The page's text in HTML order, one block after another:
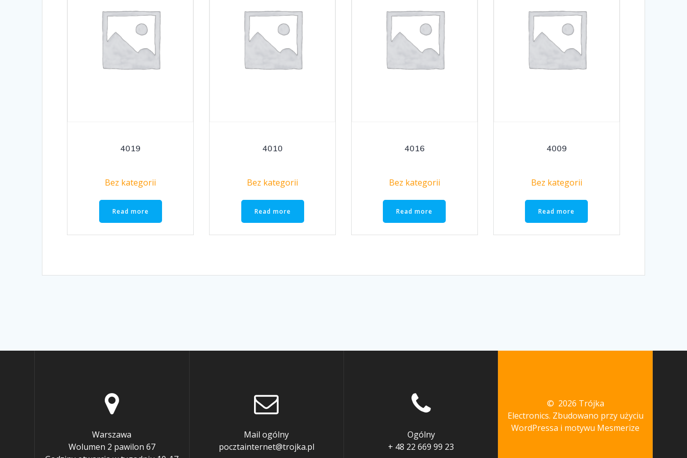
4019
Bez kategorii
Read more
4010
Bez kategorii
Read more
4016
Bez kategorii
Read more
4009
Bez kategorii
Read more
Warszawa
Wolumen 2 pawilon 67
Mail ogólny
pocztainternet@trojka.pl
Ogólny
+ 48 22 669 99 23
© 2026 Trójka
Electronics. Zbudowano przy użyciu
WordPressa i motywu Mesmerize